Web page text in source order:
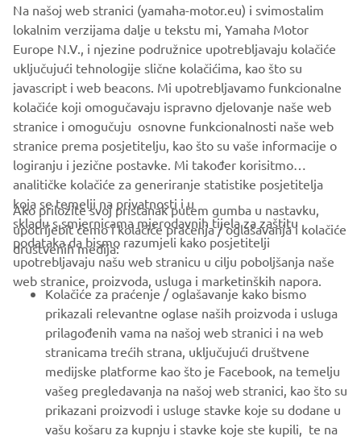
CORPORATE
FOR BUSINESS
MORE YAMAHA
SUPPORT
BILTEN
Budite prvi koji će saznati o najnovijim ponudama, posebnim
događajima, novim izdanjima i još mnogo toga
PRETPLATITE SE
Pročitajte našu Politiku privatnosti kako biste saznali kako
obrađujemo vaše osobne podatke:Pravila o Zaštiti Privatnosti
Na našoj web stranici (yamaha-motor.eu) i svimostalim
lokalnim verzijama dalje u tekstu mi, Yamaha Motor
Europe N.V., i njezine podružnice upotrebljavaju kolačiće
uključujući tehnologije slične kolačićima, kao što su
javascript i web beacons. Mi upotrebljavamo funkcionalne
kolačiće koji omogučavaju ispravno djelovanje naše web
stranice i omogučuju osnovne funkcionalnosti naše web
stranice prema posjetitelju, kao što su vaše informacije o
logiranju i jezične postavke. Mi također korisitmo
analitičke kolačiće za generiranje statistike posjetitelja
koja se temelji na privatnosti i u
skladu s smjernicama mjerodavnih tijela za zaštitu
podataka da bismo razumjeli kako posjetitelji
upotrebljavaju našu web stranicu u cilju poboljšanja naše
web stranice, proizvoda, usluga i marketinških napora.
Ako priložite svoj pristanak putem gumba u nastavku,
upotrijebit ćemo i kolačiće praćenja / oglašavanja i kolačiće
društvenih medija:
Kolačiće za praćenje / oglašavanje kako bismo
prikazali relevantne oglase naših proizvoda i usluga
prilagođenih vama na našoj web stranici i na web
stranicama trećih strana, uključujući društvene
medijske platforme kao što je Facebook, na temelju
vašeg pregledavanja na našoj web stranici, kao što su
prikazani proizvodi i usluge stavke koje su dodane u
vašu košaru za kupnju i stavke koje ste kupili, te na